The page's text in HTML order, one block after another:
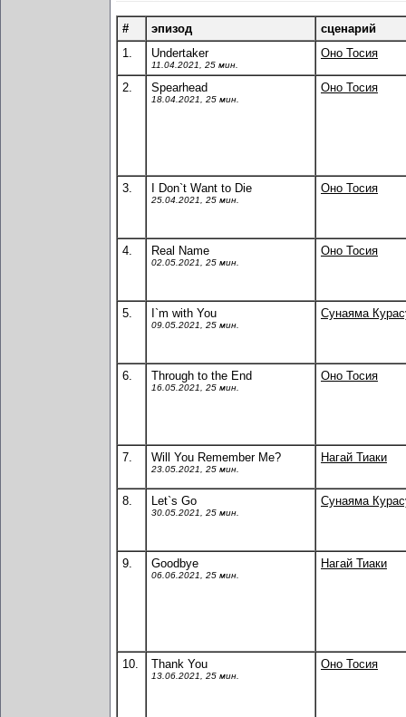
# эпизод
сценарий
1.
Undertaker
11.04.2021, 25 мин.
Оно Тосия
2. Spearhead
18.04.2021, 25 мин.
Оно Тосия
3. I Don`t Want to Die
25.04.2021, 25 мин.
Оно Тосия
4. Real Name
02.05.2021, 25 мин.
Оно Тосия
5. I`m with You
09.05.2021, 25 мин.
Сунаяма
6. Through to the End
16.05.2021, 25 мин.
Оно Тосия
7. Will You Remember Me?
23.05.2021, 25 мин.
Нагай Тиаки
8. Let`s Go
30.05.2021, 25 мин.
Сунаяма
9. Goodbye
06.06.2021, 25 мин.
Нагай Тиаки
10. Thank You
13.06.2021, 25 мин.
Оно Тосия